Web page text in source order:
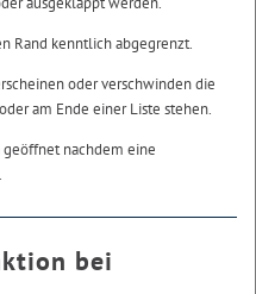
Rand kenntlich abgegrenzt.
oder verschwinden die
am Ende einer Liste stehen.
nachdem eine
bei